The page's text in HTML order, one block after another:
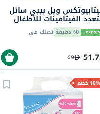
ويل بيبي سائل
الفيتامينات للأطفال
من عمر 6 أشهر إلى 4 سنوات
مل 60 دقيقة تصلك في
69
10% خصم